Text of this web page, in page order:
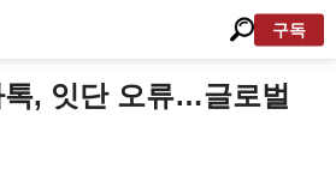
구독
, 잇단 오류…글로벌